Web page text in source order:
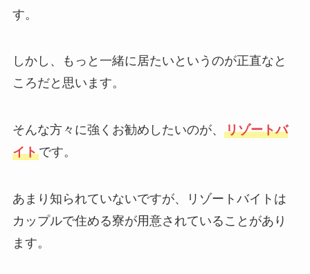
す。
しかし、もっと一緒に居たいというのが正直なと
ころだと思います。
そんな方々に強くお勧めしたいのが、 リゾートバ
イトです。
あまり知られていないですが、リゾートバイトは
カップルで住める寮が用意されていることがあり
ます。